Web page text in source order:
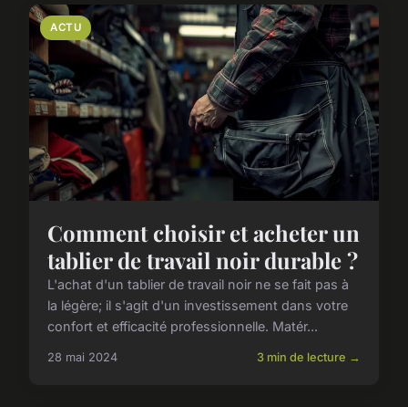
ACTU
Comment choisir et acheter un
tablier de travail noir durable ?
L'achat d'un tablier de travail noir ne se fait pas à
la légère; il s'agit d'un investissement dans votre
confort et efficacité professionnelle. Matér...
28 mai 2024 3 min de lecture →